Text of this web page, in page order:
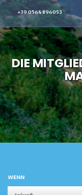
+39 0564 896053
DIE
WENN